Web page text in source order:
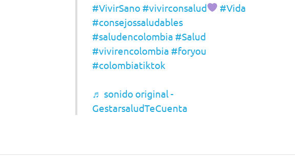
#VivirSano #vivirconsalud
#Vida
#consejossaludables
#saludencolombia #Salud
#vivirencolombia #foryou
#colombiatiktok
♬ sonido original -
GestarsaludTeCuenta